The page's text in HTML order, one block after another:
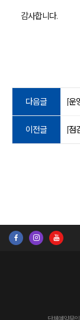
감사합니다.
다음글 [운
이전글